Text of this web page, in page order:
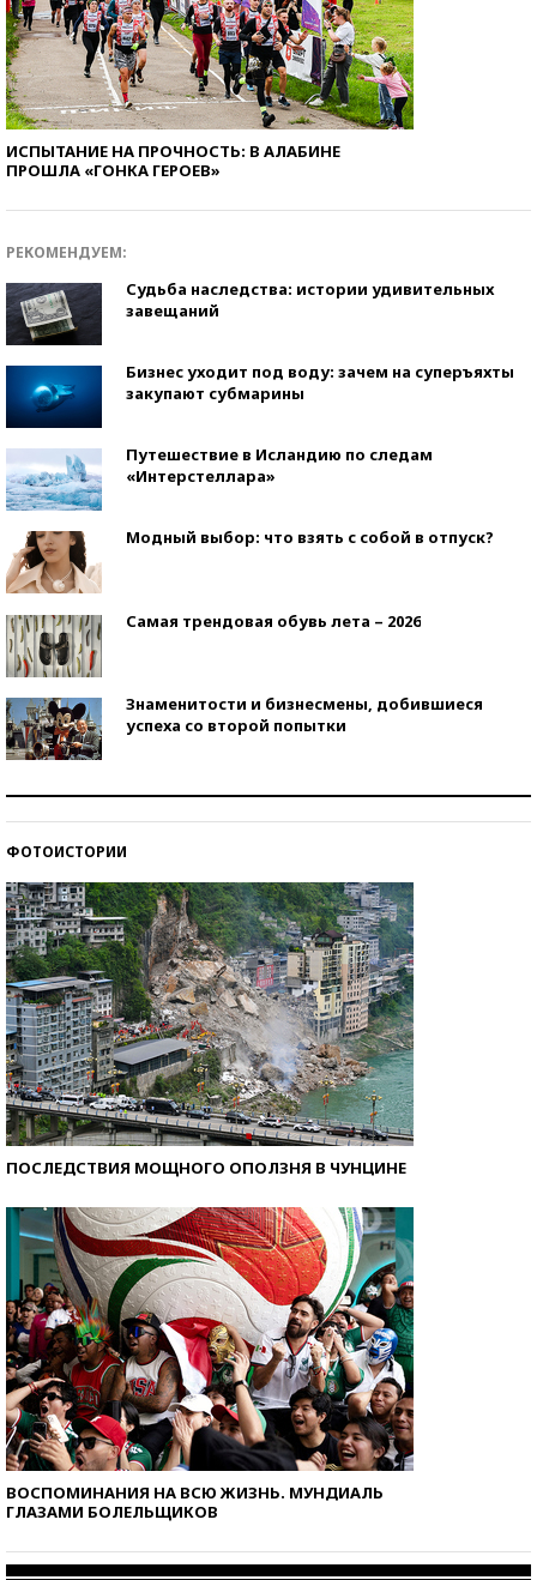
ИСПЫТАНИЕ НА ПРОЧНОСТЬ: В АЛАБИНЕ
ПРОШЛА «ГОНКА ГЕРОЕВ»
РЕКОМЕНДУЕМ:
Судьба наследства: истории удивительных
завещаний
Бизнес уходит под воду: зачем на суперъяхты
закупают субмарины
Путешествие в Исландию по следам
«Интерстеллара»
Модный выбор: что взять с собой в отпуск?
Самая трендовая обувь лета – 2026
Знаменитости и бизнесмены, добившиеся
успеха со второй попытки
ФОТОИСТОРИИ
ПОСЛЕДСТВИЯ МОЩНОГО ОПОЛЗНЯ В ЧУНЦИНЕ
ВОСПОМИНАНИЯ НА ВСЮ ЖИЗНЬ. МУНДИАЛЬ
ГЛАЗАМИ БОЛЕЛЬЩИКОВ